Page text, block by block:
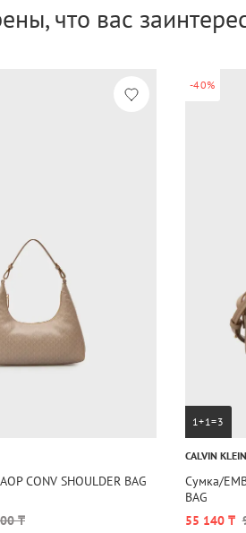
что вас
CONV SHOULDER BAG
₸
-40%
1+1=3
CALVIN KLEIN
Сумка/
BAG
55 140 ₸